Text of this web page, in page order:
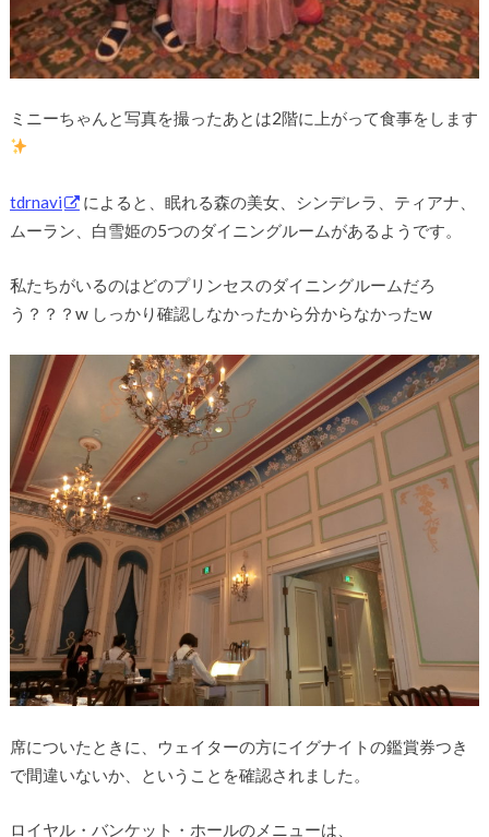
ミニーちゃんと写真を撮ったあとは2階に上がって食事をします
tdrnavi
によると、眠れる森の美女、シンデレラ、ティアナ、
ムーラン、白雪姫の5つのダイニングルームがあるようです。
私たちがいるのはどのプリンセスのダイニングルームだろ
う？？？w しっかり確認しなかったから分からなかったw
席についたときに、ウェイターの方にイグナイトの鑑賞券つき
で間違いないか、ということを確認されました。
ロイヤル・バンケット・ホールのメニューは、